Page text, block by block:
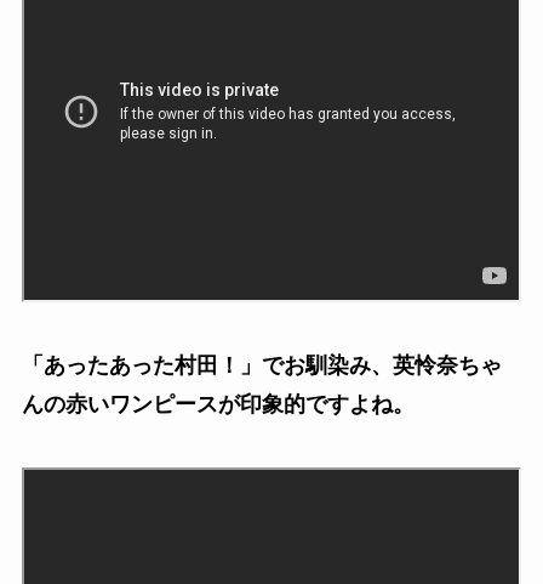
「あったあった村田！」でお馴染み、英怜奈ちゃ
んの赤いワンピースが印象的ですよね。